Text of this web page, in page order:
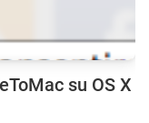
su OS X